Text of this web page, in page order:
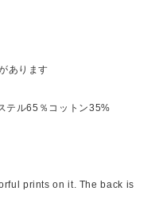
あります
ル65％コットン35%
prints on it. The back is